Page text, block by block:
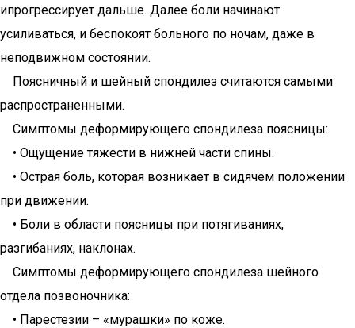
ипрогрессирует дальше. Далее боли начинают
усиливаться, и беспокоят больного по ночам, даже в
неподвижном состоянии.
Поясничный и шейный спондилез считаются самыми
распространенными.
Симптомы деформирующего спондилеза поясницы:
• Ощущение тяжести в нижней части спины.
• Острая боль, которая возникает в сидячем положении
при движении.
• Боли в области поясницы при потягиваниях,
разгибаниях, наклонах.
Симптомы деформирующего спондилеза шейного
отдела позвоночника:
• Парестезии – «мурашки» по коже.